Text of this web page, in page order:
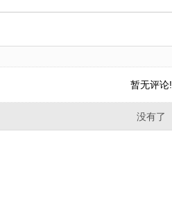
暂无评论!
没有了